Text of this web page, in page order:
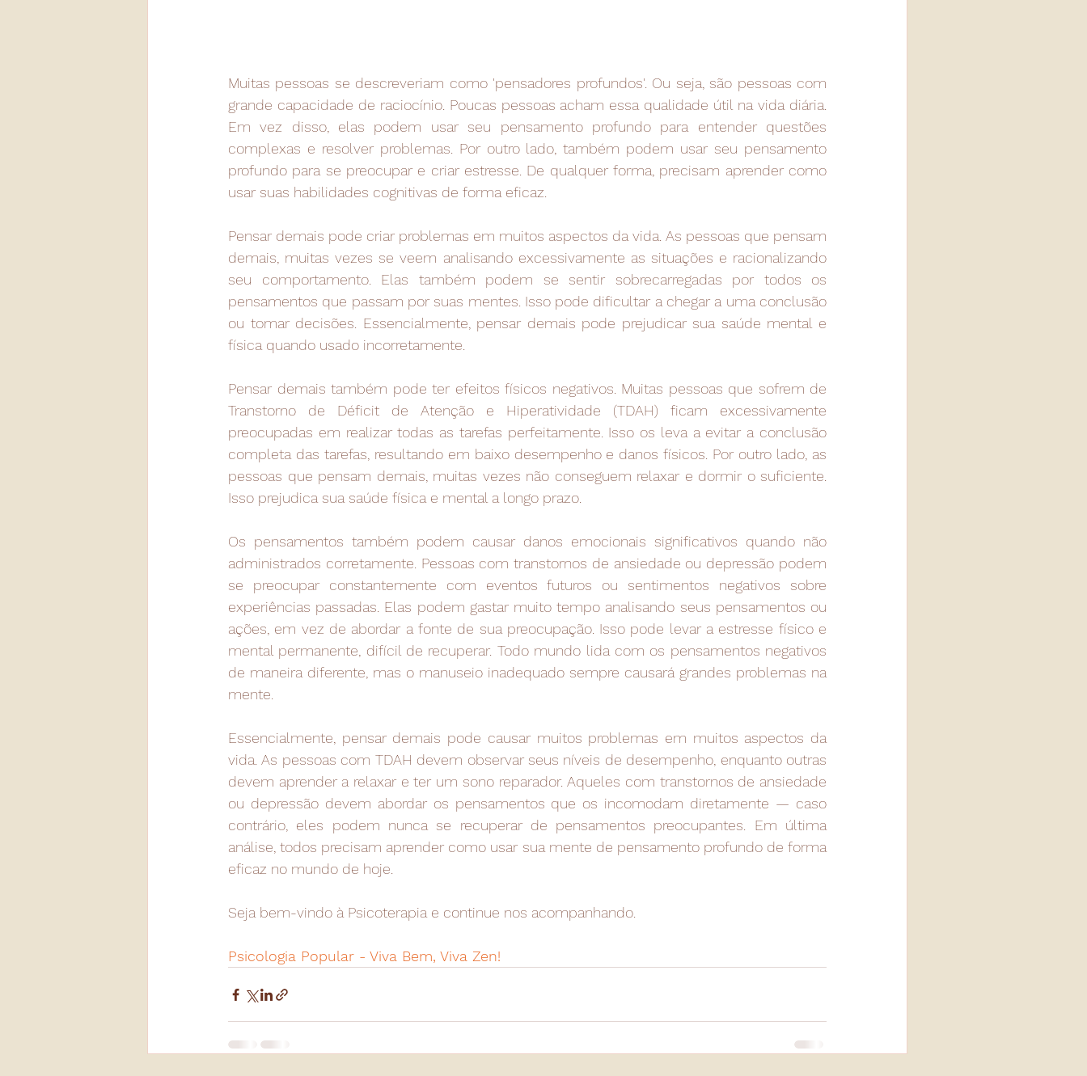
Muitas pessoas se descreveriam como 'pensadores profundos'. Ou seja, são pessoas com
grande capacidade de raciocínio. Poucas pessoas acham essa qualidade útil na vida diária.
Em vez disso, elas podem usar seu pensamento profundo para entender questões
complexas e resolver problemas. Por outro lado, também podem usar seu pensamento
profundo para se preocupar e criar estresse. De qualquer forma, precisam aprender como
usar suas habilidades cognitivas de forma eficaz.
Pensar demais pode criar problemas em muitos aspectos da vida. As pessoas que pensam
demais, muitas vezes se veem analisando excessivamente as situações e racionalizando
seu comportamento. Elas também podem se sentir sobrecarregadas por todos os
pensamentos que passam por suas mentes. Isso pode dificultar a chegar a uma conclusão
ou tomar decisões. Essencialmente, pensar demais pode prejudicar sua saúde mental e
física quando usado incorretamente.
Pensar demais também pode ter efeitos físicos negativos. Muitas pessoas que sofrem de
Transtorno de Déficit de Atenção e Hiperatividade (TDAH) ficam excessivamente
preocupadas em realizar todas as tarefas perfeitamente. Isso os leva a evitar a conclusão
completa das tarefas, resultando em baixo desempenho e danos físicos. Por outro lado, as
pessoas que pensam demais, muitas vezes não conseguem relaxar e dormir o suficiente.
Isso prejudica sua saúde física e mental a longo prazo.
Os pensamentos também podem causar danos emocionais significativos quando não
administrados corretamente. Pessoas com transtornos de ansiedade ou depressão podem
se preocupar constantemente com eventos futuros ou sentimentos negativos sobre
experiências passadas. Elas podem gastar muito tempo analisando seus pensamentos ou
ações, em vez de abordar a fonte de sua preocupação. Isso pode levar a estresse físico e
mental permanente, difícil de recuperar. Todo mundo lida com os pensamentos negativos
de maneira diferente, mas o manuseio inadequado sempre causará grandes problemas na
mente.
Essencialmente, pensar demais pode causar muitos problemas em muitos aspectos da
vida. As pessoas com TDAH devem observar seus níveis de desempenho, enquanto outras
devem aprender a relaxar e ter um sono reparador. Aqueles com transtornos de ansiedade
ou depressão devem abordar os pensamentos que os incomodam diretamente — caso
contrário, eles podem nunca se recuperar de pensamentos preocupantes. Em última
análise, todos precisam aprender como usar sua mente de pensamento profundo de forma
eficaz no mundo de hoje.
Seja bem-vindo à Psicoterapia e continue nos acompanhando.
Psicologia Popular - Viva Bem, Viva Zen!